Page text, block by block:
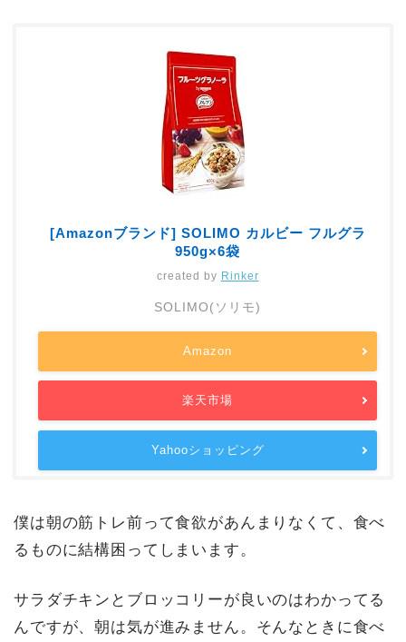
[Amazonブランド] SOLIMO カルビー フルグラ
950g×6袋
created by Rinker
SOLIMO(ソリモ)
Amazon
楽天市場
Yahooショッピング
僕は朝の筋トレ前って食欲があんまりなくて、食べ
るものに結構困ってしまいます。
サラダチキンとブロッコリーが良いのはわかってる
んですが、朝は気が進みません。そんなときに食べ